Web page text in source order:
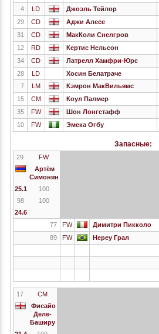
4
LD Джоэль Тейлор
29
CD Аджи Алесе
31
CD МакКоли Снелгров
12
RD Кертис Нельсон
34
CD Латрелл Хамфри-Юрс
28
LD Хосин Белатраче
7
LM Кэмрон МакВильямс
15
CM Коул Палмер
35
FW Шон Лонгстафф
10
FW Эмека Огбу
Запасные:
29
FW
Артём
Симонян
25.1
100
98
100
24.6
77
FW Димитри Пикколо
89
FW Нереу Грал
17
CM
Фисайо
Деле-
Баширу